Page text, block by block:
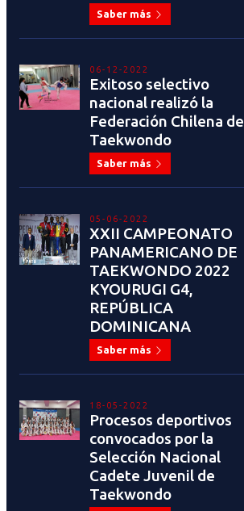
Saber más
06-12-2022
Exitoso selectivo
nacional realizó la
Federación Chilena de
Taekwondo
Saber más
05-06-2022
XXII CAMPEONATO
PANAMERICANO DE
TAEKWONDO 2022
KYOURUGI G4,
REPÚBLICA
DOMINICANA
Saber más
18-05-2022
Procesos deportivos
convocados por la
Selección Nacional
Cadete Juvenil de
Taekwondo